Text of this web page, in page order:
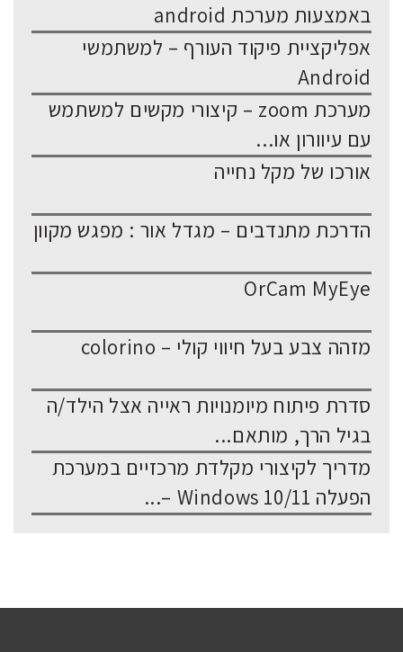
באמצעות מערכת android
אפליקציית פיקוד העורף – למשתמשי
Android
מערכת zoom – קיצורי מקשים למשתמש
עם עיוורון או...
אורכו של מקל נחייה
הדרכת מתנדבים – מגדל אור : מפגש מקוון
OrCam MyEye
מזהה צבע בעל חיווי קולי – colorino
סדרת פיתוח מיומנויות ראייה אצל הילד/ה
בגיל הרך, מותאם...
מדריך לקיצורי מקלדת מרכזיים במערכת
הפעלה Windows 10/11 –...